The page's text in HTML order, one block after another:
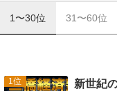
1〜30位 31〜60位
1 新世紀